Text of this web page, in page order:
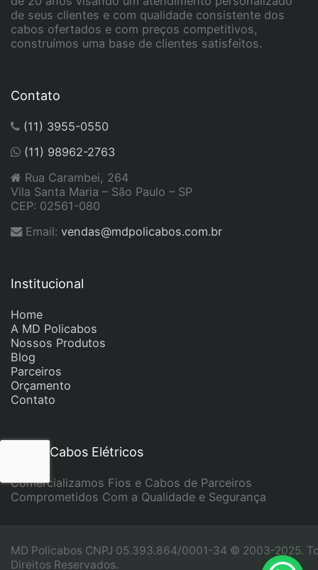
de seus clientes e com qualidade consistente dos
cabos ofertados e com preços competitivos,
construímos uma base de clientes satisfeitos.
Contato
(11) 3955-0550
(11) 98962-2763
Rua Carambei, 264
Vila Santa Maria – São Paulo – SP
CEP: 02561-080
Email: vendas@mdpolicabos.com.br
Institucional
Home
A MD Policabos
Nossos Produtos
Blog
Parceiros
Orçamento
Contato
Fios e Cabos Elétricos
Comercializamos Fios e Cabos de Parceiros
Comprometidos Com a Qualidade e Segurança
MD Policabos CNPJ 05.393.864/0001-34 © 2003-2025.
Direitos Reservados.